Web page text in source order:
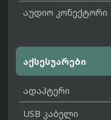
აუდიო კონექტორი
აქსესუარები
ადაპტერი
USB კაბელი